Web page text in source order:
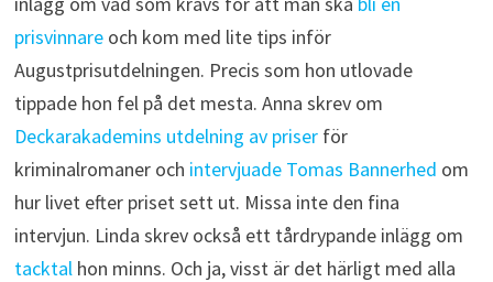
prisvinnareoch kom med lite tips inför
Augustprisutdelningen. Precis som hon utlovade
tippade hon fel på det mesta. Anna skrev om
Deckarakademins utdelning av priserför
kriminalromaner och intervjuade Tomas Bannerhed om
hur livet efter priset sett ut. Missa inte den fina
intervjun. Linda skrev också ett tårdrypande inlägg om
tacktalhon minns. Och ja, visst är det härligt med alla